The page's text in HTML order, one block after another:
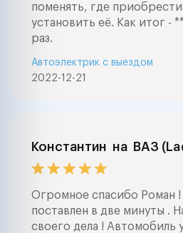
поменять, где приобрести
установить её. Как итог -
раз.
2022-12-21
Автоэлектрик с выездом
Константин на ВАЗ
Огромное спасибо Роман !
поставлен в две минуты .
своего дела ! Автомобиль